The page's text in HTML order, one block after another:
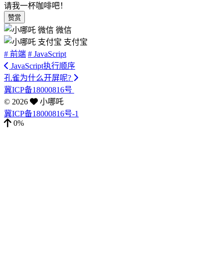
请我一杯咖啡吧！
赞赏
微信
支付宝
# 前端 # JavaScript
JavaScript执行顺序
孔雀为什么开屏呢?
冀ICP备18000816号
© 2026
小哪吒
冀ICP备18000816号-1
0%